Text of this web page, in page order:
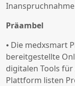
Präambel
⦁ Die medxsmart
bereitgestellte
digitalen Tools
Plattform listen